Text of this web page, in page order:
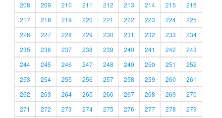
208
209 210 211 212 213 214 215
216
217
218 219 220 221 222 223 224
225
226
227 228 229 230 231 232 233
234
235
236 237 238 239 240 241 242
243
244
245 246 247 248 249 250 251
252
253
254 255 256 257 258 259 260
261
262
263 264 265 266 267 268 269
270
271
272 273 274 275 276 277 278
279